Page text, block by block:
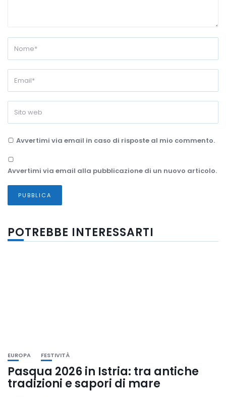
Avvertimi via email in caso di risposte al mio commento.
Avvertimi via email alla pubblicazione di un nuovo articolo.
POTREBBE INTERESSARTI
EUROPA FESTIVITÀ
Pasqua 2026 in Istria: tra antiche
tradizioni e sapori di mare